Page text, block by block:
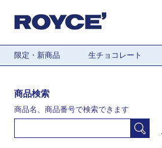
限定・新商品 生チョコレート
商品検索
商品名、商品番号で検索できます